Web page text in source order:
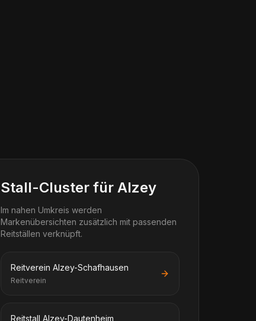
Stall-Cluster für Alzey
Im nahen Umkreis werden
Markenübersichten zusätzlich mit passenden
Reitställen verknüpft.
Reitverein Alzey-Schafhausen
Reitverein
Reitstall Alzey-Dautenheim